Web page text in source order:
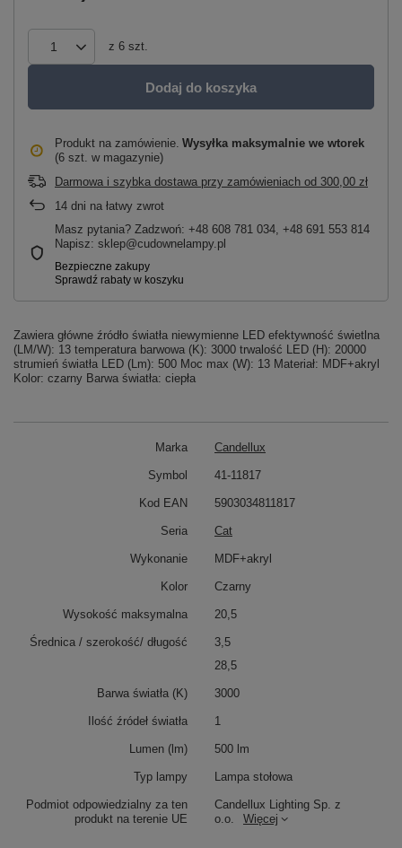
z 6 szt.
Dodaj do koszyka
Produkt na zamówienie Wysyłka maksymalnie we wtorek
(6 szt. w magazynie)
Darmowa i szybka dostawa przy zamówieniach od 300,00 zł
14 dni na łatwy zwrot
Masz pytania? Zadzwoń: +48 608 781 034, +48 691 553 814
Napisz: sklep@cudownelampy.pl
Zawiera główne źródło światła niewymienne LED efektywność świetlna
(LM/W): 13 temperatura barwowa (K): 3000 trwalość LED (H): 20000
strumień światła LED (Lm): 500 Moc max (W): 13 Materiał: MDF+akryl
Kolor: czarny Barwa światła: ciepła
Marka Candellux
Podmiot odpowiedzialny za ten
produkt na terenie UE
Candellux Lighting Sp. z
o.o.
Więcej
Symbol 41-11817
Kod EAN 5903034811817
Seria Cat
Wykonanie MDF+akryl
Kolor Czarny
Wysokość maksymalna 20,5
Średnica / szerokość/ długość
3,5
28,5
Barwa światła (K) 3000
Ilość źródeł światła 1
Lumen (lm) 500 lm
Typ lampy Lampa stołowa